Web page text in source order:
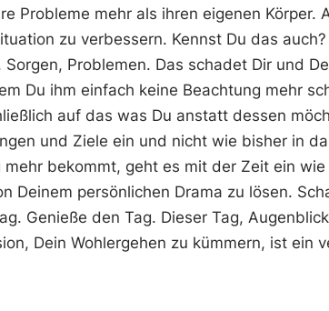
Probleme mehr als ihren eigenen Körper.
zu verbessern. Kennst Du das
Problemen. Das schadet Dir und
Du ihm einfach keine Beachtung mehr
auf das was Du anstatt dessen
und Ziele ein und nicht wie bisher in
bekommt, geht es mit der Zeit ein
Deinem persönlichen Drama zu lösen.
Genieße den Tag. Dieser Tag,
Dein Wohlergehen zu kümmern, ist ein